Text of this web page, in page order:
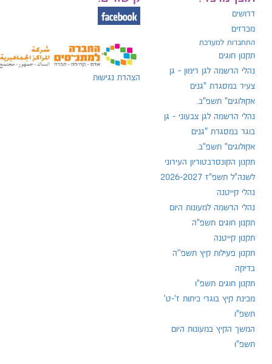
דרושים
מכרזים
התחברות למערכת
תקנון חוגים
נהלי הרשמה לגן רימון - גן
צעיר במסגרת "גנים
אקולוגים" תשפ"ב.
נהלי הרשמה לגן צבעוני - גן
בוגר במסגרת "גנים
אקולוגים" תשפ"ב.
תקנון הקונסרבטוריון העירוני
לשנה"ל תשפ"ז 2026-2027
נהלי קייטנה
נהלי הרשמה למעונות היום
תקנון חוגים תשפ"ה
תקנון קייטנה
תקנון פעילות קיץ תשפ''ה
בדיקה
תקנון חוגים תשפ"ו
מכינת קיץ בוגרי כיתות ז'-ט'
תשפ"ו
המשך הקיץ במעונות היום
תשפ"ו
הצהרת נגישות